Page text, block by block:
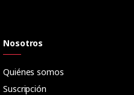
Nosotros
Quiénes somos
Suscripción